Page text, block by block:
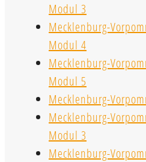
Modul 3
Mecklenburg-
Modul 4
Mecklenburg-
Modul 5
Mecklenburg-
Mecklenburg-
Modul 3
Mecklenburg-